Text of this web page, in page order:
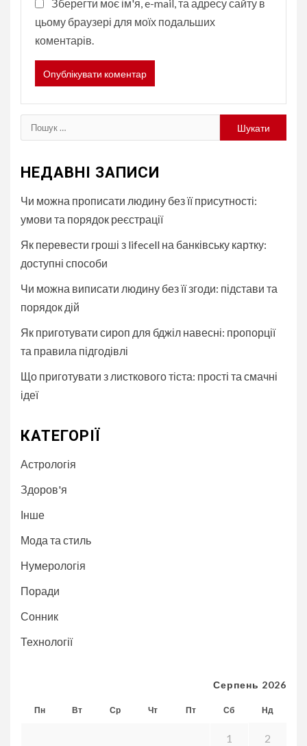
Зберегти моє ім'я, e-mail, та адресу сайту в
цьому браузері для моїх подальших
коментарів.
Пошук:
НЕДАВНІ ЗАПИСИ
Чи можна прописати людину без її присутності:
умови та порядок реєстрації
Як перевести гроші з lifecell на банківську картку:
доступні способи
Чи можна виписати людину без її згоди: підстави та
порядок дій
Як приготувати сироп для бджіл навесні: пропорції
та правила підгодівлі
Що приготувати з листкового тіста: прості та смачні
ідеї
КАТЕГОРІЇ
Астрологія
Здоров'я
Інше
Мода та стиль
Нумерологія
Поради
Сонник
Технології
Серпень 2026
Пн Вт Ср Чт Пт Сб Нд
1 2